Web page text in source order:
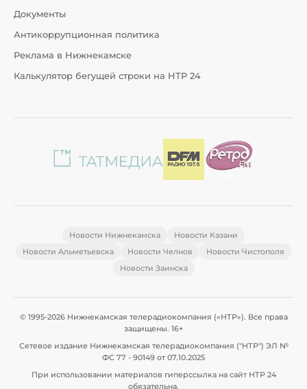
Документы
Антикоррупционная политика
Реклама в Нижнекамске
Калькулятор бегущей строки на НТР 24
Новости Нижнекамска
Новости Казани
Новости Альметьевска
Новости Челнов
Новости Чистополя
Новости Заинска
© 1995-2026 Нижнекамская телерадиокомпания («НТР»). Все права
защищены. 16+
Сетевое издание Нижнекамская телерадиокомпания ("НТР") ЭЛ №
ФС 77 - 90149 от 07.10.2025
При использовании материалов гиперссылка на сайт НТР 24
обязательна.